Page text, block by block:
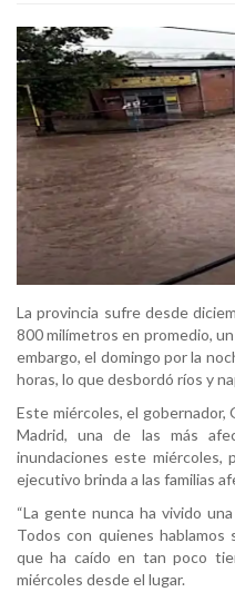
La provincia sufre desde
800 milímetros en promedio,
embargo, el domingo por la
horas, lo que desbordó ríos y
Este miércoles, el gobernador,
Madrid, una de las más
inundaciones este miércoles,
ejecutivo brinda a las familias
“La gente nunca ha vivido
Todos con quienes
que ha caído en tan poco
miércoles desde el lugar.